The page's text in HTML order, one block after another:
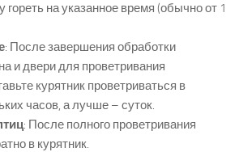
на указанное время (обычно от 1
: После завершения обработки
и двери для проветривания
курятник проветриваться в
часов, а лучше – суток.
: После полного проветривания
в курятник.